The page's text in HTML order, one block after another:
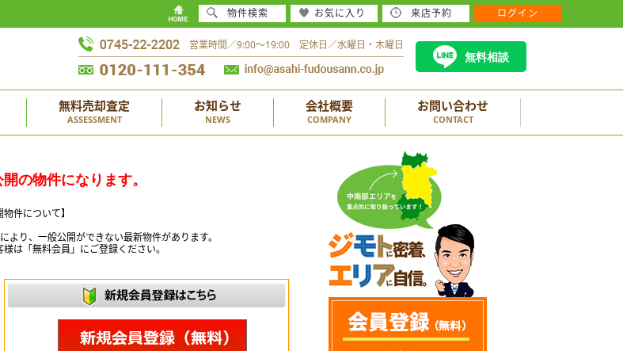
営業時間／9:00～19:00 定休日／水曜日・木曜日
無料相談
無料売却査定
ASSESSMENT
お知らせ
NEWS
会社概要
COMPANY
お問い合わせ
CONTACT
の物件になります。
物件について】
り、一般公開ができない最新物件があります。
は「無料会員」にご登録ください。
物件検索 お気に入り 来店予約 ログイン